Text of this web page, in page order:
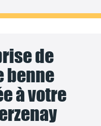
de
benne
à votre